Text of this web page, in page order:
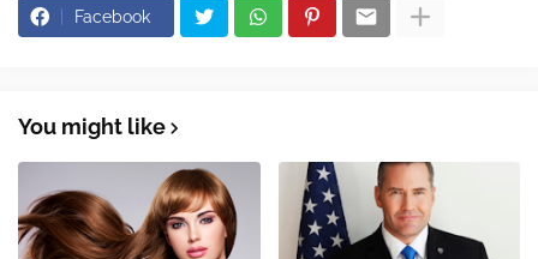
Facebook
You might like